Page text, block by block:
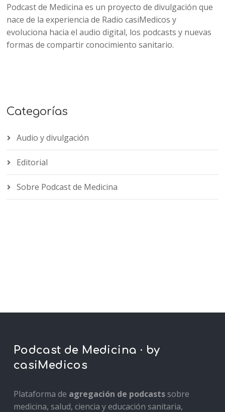
Podcast de Medicina es un proyecto de divulgación que
nace de la experiencia de Radio casiMedicos y
evoluciona hacia el audio digital, los podcasts y nuevas
formas de compartir conocimiento sanitario.
Categorías
Audio y divulgación
Editorial
Sobre Podcast de Medicina
Podcast de Medicina · by
casiMedicos
Plataforma de agregación de podcastssobre
medicina, salud, ciencia y educación sanitaria,